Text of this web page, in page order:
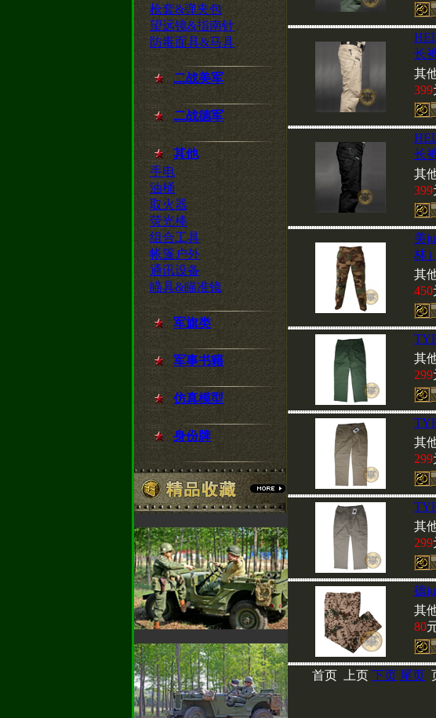
枪套&弹夹包
望远镜&指南针
防毒面具&马具
二战美军
二战德军
其他
手电
油桶
取火器
荧光棒
组合工具
帐篷户外
通讯设备
瞄具&瞄准镜
军旗类
军事书籍
仿真模型
身份牌
长
其
399
长
其
399
美
林
其
450
其
299
其
299
其
299
德
其
80
首页 上页 下页 尾页